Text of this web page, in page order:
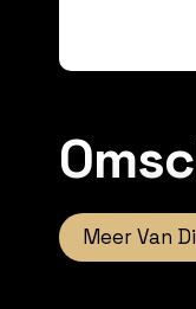
Meer Van